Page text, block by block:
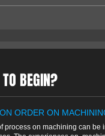
- TANITIM
BEGIN?
ORDER ON
process on machining can be